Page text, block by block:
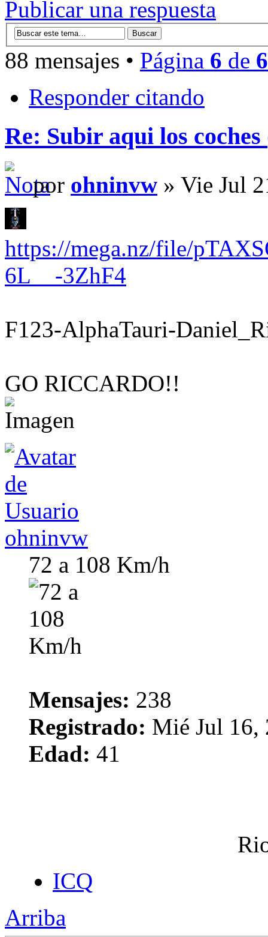
Publicar una respuesta
88 mensajes • Página 6 de 6
Responder citando
Re: Subir aqui los
por ohninvw » Vie Jul
https://mega.nz/file/
6L__-3ZhF4
F123-AlphaTauri-
GO RICCARDO!!
ohninvw
72 a 108 Km/h
Mensajes: 238
Registrado: Mié Jul 16,
Edad: 41
ICQ
Arriba